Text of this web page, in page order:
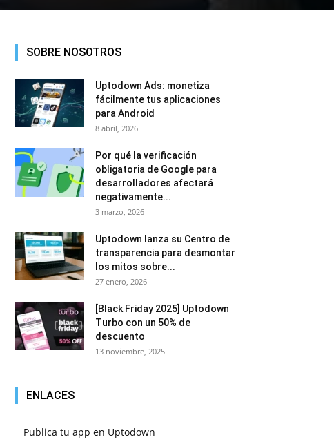
SOBRE NOSOTROS
Uptodown Ads: monetiza
fácilmente tus aplicaciones
para Android
8 abril, 2026
Por qué la verificación
obligatoria de Google para
desarrolladores afectará
negativamente...
3 marzo, 2026
Uptodown lanza su Centro de
transparencia para desmontar
los mitos sobre...
27 enero, 2026
[Black Friday 2025] Uptodown
Turbo con un 50% de
descuento
13 noviembre, 2025
ENLACES
Publica tu app en Uptodown